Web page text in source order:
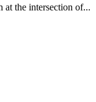
at the intersection of...